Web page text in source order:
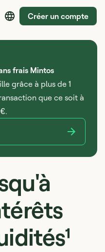
Créer un compte
frais Mintos
grâce à plus de 1
que ce soit à